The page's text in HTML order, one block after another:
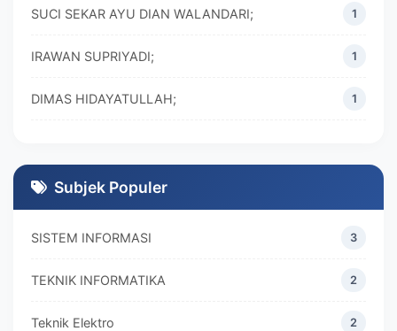
SUCI SEKAR AYU DIAN WALANDARI; 1
IRAWAN SUPRIYADI; 1
DIMAS HIDAYATULLAH; 1
DIVA MARISKA;
Subjek Populer
SISTEM INFORMASI 3
TEKNIK INFORMATIKA 2
Teknik Elektro 2